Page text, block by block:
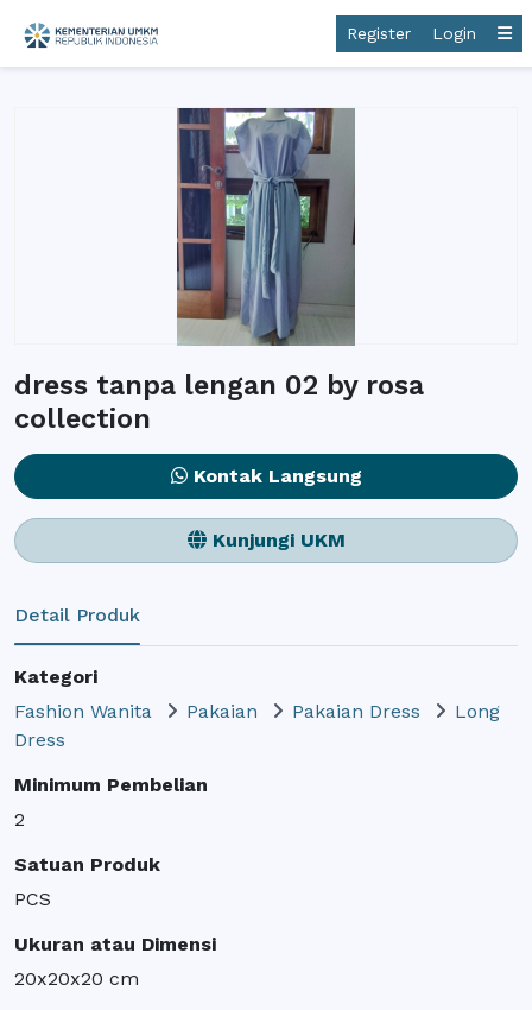
Register Login
dress tanpa lengan 02 by rosa
collection
Kontak Langsung
Kunjungi UKM
Detail Produk
Kategori
Fashion Wanita
Pakaian Pakaian Dress
Long
Dress
Minimum Pembelian
2
Satuan Produk
PCS
Ukuran atau Dimensi
20x20x20 cm